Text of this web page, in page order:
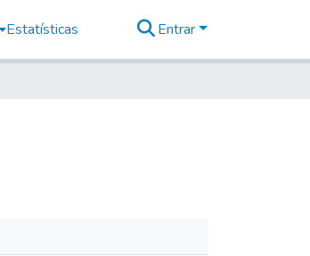
Estatísticas Entrar